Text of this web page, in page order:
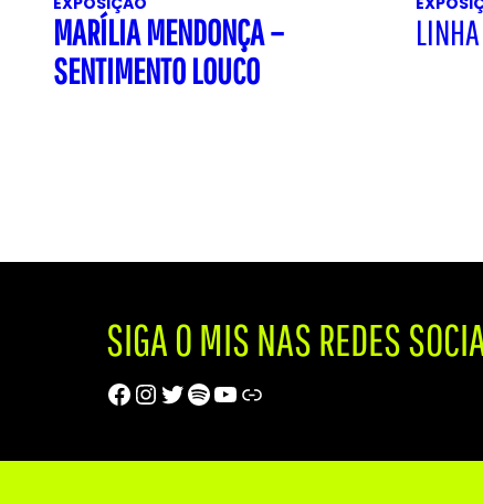
MARÍLIA MENDONÇA –
SENTIMENTO LOUCO
SIGA O MIS NAS REDES
Facebook
Instagram
Twitter
Spotify
Youtube
Trip Advisor